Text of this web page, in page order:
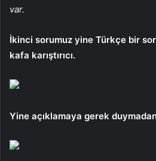
var.
İkinci sorumuz yine Türkçe bir
kafa karıştırıcı.
Yine açıklamaya gerek